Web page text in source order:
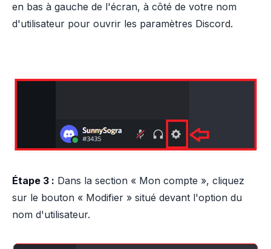
en bas à gauche de l'écran, à côté de votre nom
d'utilisateur pour ouvrir les paramètres Discord.
Étape 3 : Dans la section « Mon compte », cliquez
sur le bouton « Modifier » situé devant l'option du
nom d'utilisateur.